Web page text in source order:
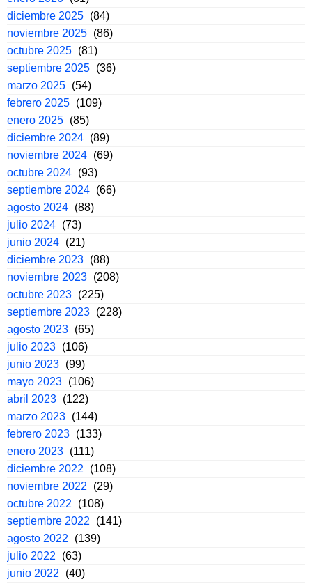
diciembre 2025 (84)
noviembre 2025 (86)
octubre 2025 (81)
septiembre 2025 (36)
marzo 2025 (54)
febrero 2025 (109)
enero 2025 (85)
diciembre 2024 (89)
noviembre 2024 (69)
octubre 2024 (93)
septiembre 2024 (66)
agosto 2024 (88)
julio 2024 (73)
junio 2024 (21)
diciembre 2023 (88)
noviembre 2023 (208)
octubre 2023 (225)
septiembre 2023 (228)
agosto 2023 (65)
julio 2023 (106)
junio 2023 (99)
mayo 2023 (106)
abril 2023 (122)
marzo 2023 (144)
febrero 2023 (133)
enero 2023 (111)
diciembre 2022
(108)
noviembre 2022
(29)
octubre 2022
(108)
septiembre 2022
(141)
agosto 2022
(139)
julio 2022
(63)
junio 2022
(40)